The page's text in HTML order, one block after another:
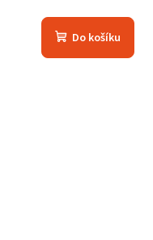
hodnocení
produktu
je
Do košíku